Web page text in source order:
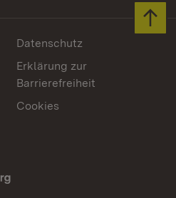
Datenschutz
Erklärung zur
Barrierefreiheit
Cookies